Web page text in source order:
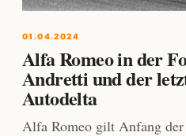
01.04.2024
Alfa Romeo in der
Andretti und der
Autodelta
Alfa Romeo gilt Anfang der